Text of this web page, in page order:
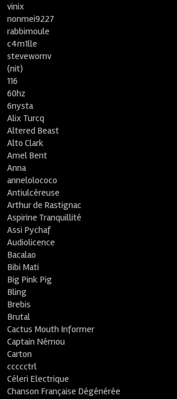
vinix
nonmei9227
rabbimoule
c4m1lle
stevewornv
(nit)
116
60hz
6nysta
Alix Turcq
Altered Beast
Alto Clark
Amel Bent
Anna
annelolococo
Antiulcéreuse
Arthur de Rastignac
Aspirine Tranquillité
Assi Pychaf
Audiolicence
Bacalao
Bibi Mati
Big Pink Pig
Bling
Brebis
Brutal
Cactus Mouth Informer
Captain Némou
Carton
ccccctrl
Céleri Electrique
Chanson Française Dégénérée